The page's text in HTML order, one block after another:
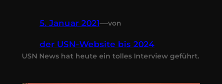
5. Januar 2021—von
der USN-Website bis 2024
USN News hat heute ein tolles Interview geführt.